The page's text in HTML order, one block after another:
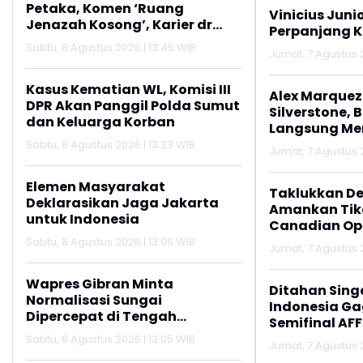
Petaka, Komen ‘Ruang
Jenazah Kosong’, Karier dr
Beni di RSUD Ruteng Berakhir
Sabtu, 8 Agustus 2026 | 13:45 WIB
Kasus Kematian WL, Komisi III
DPR Akan Panggil Polda Sumut
dan Keluarga Korban
Sabtu, 8 Agustus 2026 | 13:33 WIB
Elemen Masyarakat
Deklarasikan Jaga Jakarta
untuk Indonesia
Sabtu, 8 Agustus 2026 | 13:06 WIB
Wapres Gibran Minta
Normalisasi Sungai
Dipercepat di Tengah
Pemulihan Pascabencana
Sabtu, 8 Agustus 2026 | 13:05 WIB
Vinicius
Perpanjang
Jumat, 7 Agustus
Alex
Silverstone,
Langsung
Jumat, 7 Agustus
Taklukkan
Amankan
Canadian
Jumat, 7 Agustus
Ditahan
Indonesia
Semifinal
Jumat, 7 Agustus